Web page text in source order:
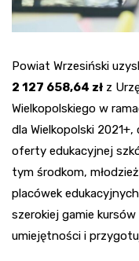
Powiat Wrzesiński
2 127 658,64 zł z
Wielkopolskiego w
dla Wielkopolski
oferty edukacyjnej
tym środkom,
placówek
szerokiej gamie
umiejętności i